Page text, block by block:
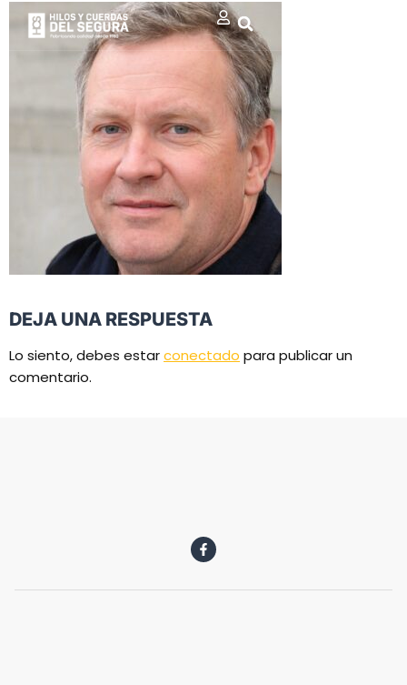
DEJA UNA RESPUESTA
Lo siento, debes estarconectado para publicar un
comentario.